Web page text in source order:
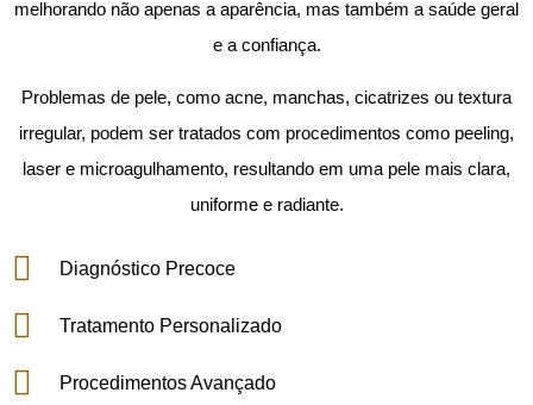
melhorando não apenas a aparência, mas também a saúde geral
e a confiança.
Problemas de pele, como acne, manchas, cicatrizes ou textura
irregular, podem ser tratados com procedimentos como peeling,
laser e microagulhamento, resultando em uma pele mais clara,
uniforme e radiante.
Diagnóstico Precoce
Tratamento Personalizado
Procedimentos Avançado